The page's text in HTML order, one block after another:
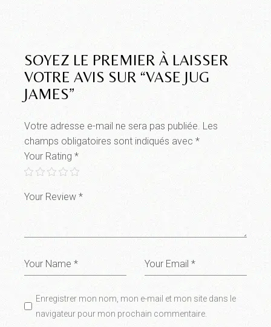
SOYEZ LE PREMIER À LAISSER
VOTRE AVIS SUR “VASE JUG
JAMES”
Votre adresse e-mail ne sera pas publiée. Les
champs obligatoires sont indiqués avec*
Your Rating*
Enregistrer mon nom, mon e-mail et mon site dans le
navigateur pour mon prochain commentaire.